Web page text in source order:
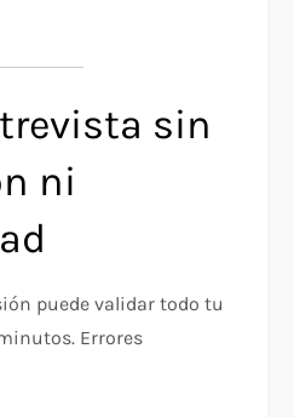
sin
ni
puede validar todo tu
Errores